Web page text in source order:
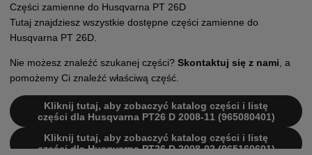
Części zamienne do Husqvarna PT 26D
Tutaj znajdziesz wszystkie dostępne części zamienne do
Husqvarna PT 26D.
Nie możesz znaleźć szukanej części? Skontaktuj się z nami , a
pomożemy Ci znaleźć właściwą część.
Kliknij tutaj, aby zobaczyć katalog części i listę
części dla Husqvarna PT26 D 2008-11 (965080401)
Kliknij tutaj, aby zobaczyć katalog części i listę
części dla Husqvarna PT26 D 2008-02 (965160601)